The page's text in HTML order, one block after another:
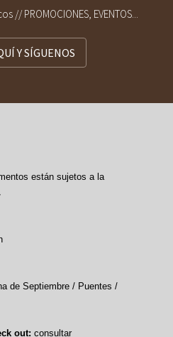
PROMOCIONES, EVENTOS...
Y SÍGUENOS
están sujetos a la
de Septiembre / Puentes /
out: consultar